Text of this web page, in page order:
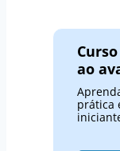
ao
prática